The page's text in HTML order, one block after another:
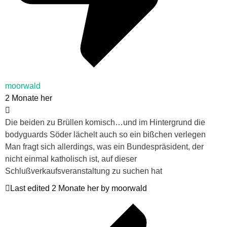
moorwald
2 Monate her
Die beiden zu Brüllen komisch…und im Hintergrund die
bodyguards Söder lächelt auch so ein bißchen verlegen
Man fragt sich allerdings, was ein Bundespräsident, der
nicht einmal katholisch ist, auf dieser
Schlußverkaufsveranstaltung zu suchen hat
Last edited 2 Monate her by moorwald